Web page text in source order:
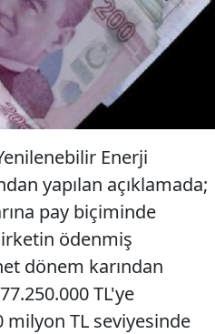
Enerji
yapılan açıklamada;
pay biçiminde
ödenmiş
dönem karından
TL'ye
milyon TL seviyesinde